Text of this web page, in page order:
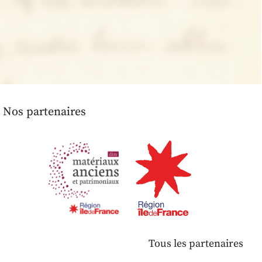
Nos partenaires
Tous les partenaires